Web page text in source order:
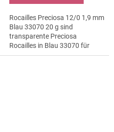
Rocailles Preciosa 12/0 1,9 mm
Blau 33070 20 g sind
transparente Preciosa
Rocailles in Blau 33070 für
Kostümgestaltung. Die Größe